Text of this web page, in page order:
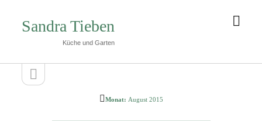
Sandra Tieben
Küche und Garten
Seitenleiste
Seitenleiste
öffnen
Monat: August 2015